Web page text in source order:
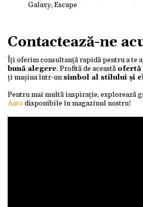
Galaxy, Escape
Contactează-ne
Îți oferim consultanță rapidă pentru a te
bună alegere. Profită de această
ți mașina într-unsimbol al stilului și
Pentru mai multă inspirație, explorează
Autodisponibile în magazinul nostru!